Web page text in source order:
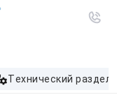
технический раздел